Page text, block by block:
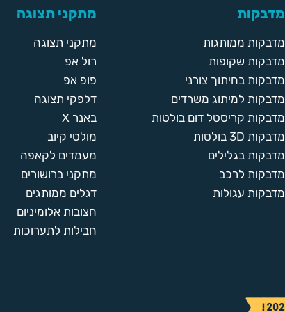
מדבקות
מדבקות ממותגות
מדבקות שקופות
מדבקות בחיתוך צורני
מדבקות למיתוג משרדים
מדבקות קריסטל דום בולטות
מדבקות 3D בולטות
מדבקות בגלילים
מדבקות לרכב
מדבקות עגולות
מתקני תצוגה
מתקני תצוגה
רול אפ
פופ אפ
דלפקי תצוגה
באנר X
מולטי קיוב
מעמדים לקאפה
מתקני ברושורים
דגלים ממותגים
חצובות אלומיניום
חבילות לתערוכות